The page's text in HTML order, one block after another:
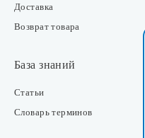
Доставка
Возврат товара
База знаний
Статьи
Словарь терминов